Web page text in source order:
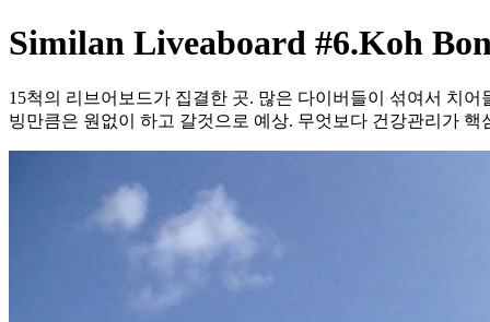
Similan Liveaboard #6.Koh
15척의 리브어보드가 집결한 곳. 많은 다이버들이 섞여서 치
빙만큼은 원없이 하고 갈것으로 예상. 무엇보다 건강관리가 핵